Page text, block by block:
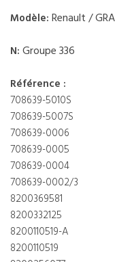
Modèle: Renault /
N: Groupe 336
Référence :
708639-5010S
708639-5007S
708639-0006
708639-0005
708639-0004
708639-0002/3
8200369581
8200332125
8200110519-A
8200110519